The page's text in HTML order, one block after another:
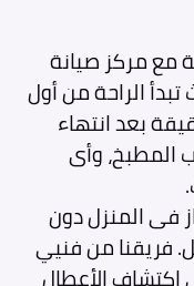
مع مركز صيانة
الراحة من أول
بعد انتهاء
المطبخ، وأى
فى المنزل دون
فريقنا من فنيي